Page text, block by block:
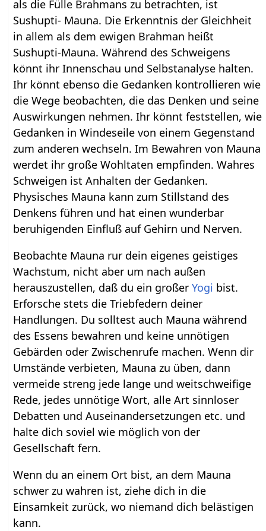
als die Fülle Brahmans zu betrachten, ist
Sushupti- Mauna. Die Erkenntnis der Gleichheit
in allem als dem ewigen Brahman heißt
Sushupti-Mauna. Während des Schweigens
könnt ihr Innenschau und Selbstanalyse halten.
Ihr könnt ebenso die Gedanken kontrollieren wie
die Wege beobachten, die das Denken und seine
Auswirkungen nehmen. Ihr könnt feststellen, wie
Gedanken in Windeseile von einem Gegenstand
zum anderen wechseln. Im Bewahren von Mauna
werdet ihr große Wohltaten empfinden. Wahres
Schweigen ist Anhalten der Gedanken.
Physisches Mauna kann zum Stillstand des
Denkens führen und hat einen wunderbar
beruhigenden Einfluß auf Gehirn und Nerven.
Beobachte Mauna rur dein eigenes geistiges
Wachstum, nicht aber um nach außen
herauszustellen, daß du ein großerYogi bist.
Erforsche stets die Triebfedern deiner
Handlungen. Du solltest auch Mauna während
des Essens bewahren und keine unnötigen
Gebärden oder Zwischenrufe machen. Wenn dir
Umstände verbieten, Mauna zu üben, dann
vermeide streng jede lange und weitschweifige
Rede, jedes unnötige Wort, alle Art sinnloser
Debatten und Auseinandersetzungen etc. und
halte dich soviel wie möglich von der
Gesellschaft fern.
Wenn du an einem Ort bist, an dem Mauna
schwer zu wahren ist, ziehe dich in die
Einsamkeit zurück, wo niemand dich belästigen
kann.